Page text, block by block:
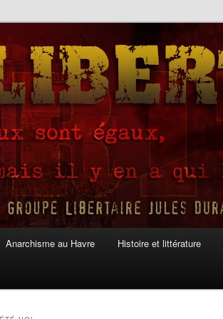
Anarchisme au Havre Histoire et littérature